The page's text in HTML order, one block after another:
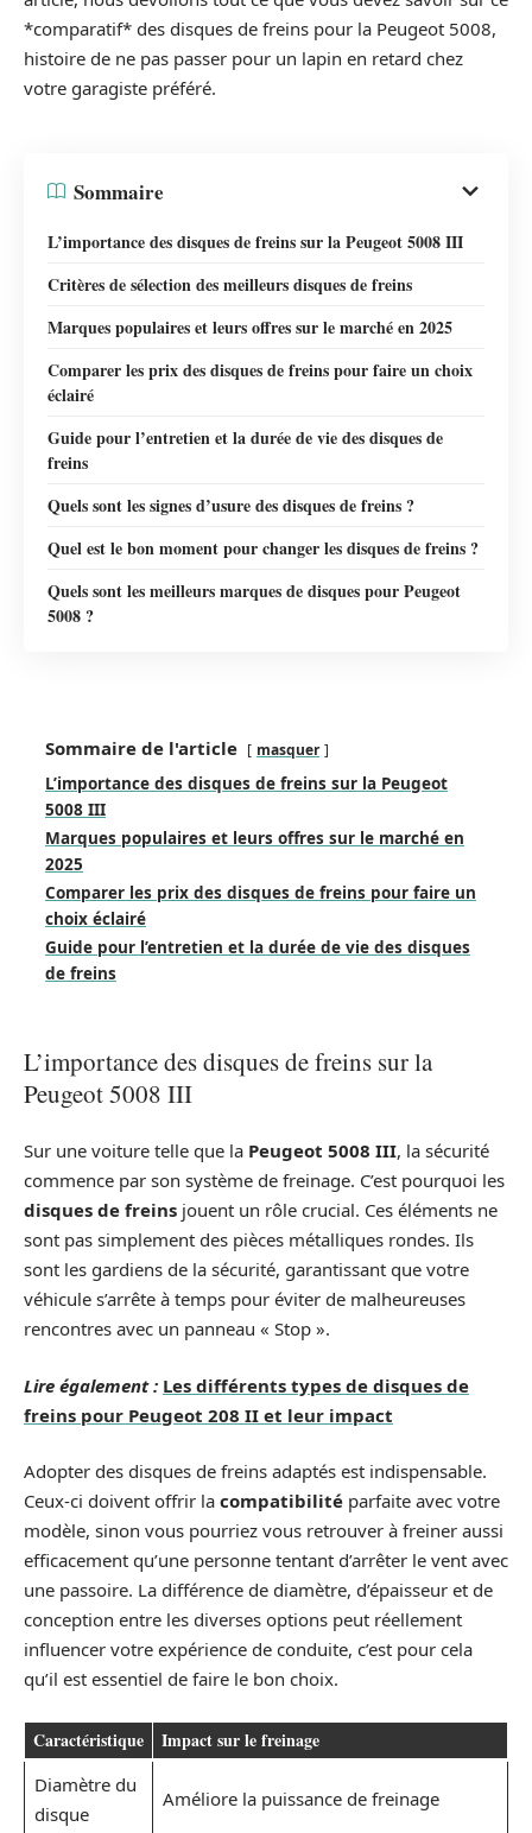
*comparatif* des disques de freins pour la Peugeot 5008,
histoire de ne pas passer pour un lapin en retard chez
votre garagiste préféré.
Sommaire
L’importance des disques de freins sur la Peugeot 5008 III
Critères de sélection des meilleurs disques de freins
Marques populaires et leurs offres sur le marché en 2025
Comparer les prix des disques de freins pour faire un choix
éclairé
Guide pour l’entretien et la durée de vie des disques de
freins
Quels sont les signes d’usure des disques de freins ?
Quel est le bon moment pour changer les disques de freins ?
Quels sont les meilleurs marques de disques pour Peugeot
5008 ?
Sommaire de l'article masquer
L’importance des disques de freins sur la Peugeot
5008 III
Marques populaires et leurs offres sur le marché en
2025
Comparer les prix des disques de freins pour faire un
choix éclairé
Guide pour l’entretien et la durée de vie des disques
de freins
L’importance des disques de freins sur la
Peugeot 5008 III
Sur une voiture telle que la Peugeot 5008 III, la sécurité
commence par son système de freinage. C’est pourquoi les
disques de freins jouent un rôle crucial. Ces éléments ne
sont pas simplement des pièces métalliques rondes. Ils
sont les gardiens de la sécurité, garantissant que votre
véhicule s’arrête à temps pour éviter de malheureuses
rencontres avec un panneau « Stop ».
Lire également : Les différents types de disques de
freins pour Peugeot 208 II et leur impact
Adopter des disques de freins adaptés est indispensable.
Ceux-ci doivent offrir la compatibilité parfaite avec votre
modèle, sinon vous pourriez vous retrouver à freiner aussi
efficacement qu’une personne tentant d’arrêter le vent avec
une passoire. La différence de diamètre, d’épaisseur et de
conception entre les diverses options peut réellement
influencer votre expérience de conduite, c’est pour cela
qu’il est essentiel de faire le bon choix.
Caractéristique Impact sur le freinage
Diamètre du
disque
Améliore la puissance de freinage